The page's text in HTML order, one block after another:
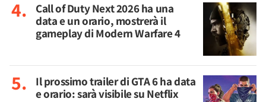
Call of Duty Next 2026 ha una
data e un orario, mostrerà il
gameplay di Modern Warfare 4
Il prossimo trailer di GTA 6 ha data
e orario: sarà visibile su Netflix